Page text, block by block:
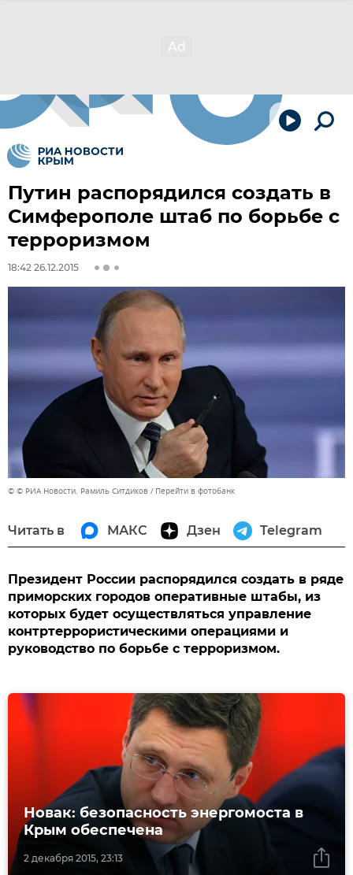
Путин распорядился создать в
Симферополе штаб по борьбе с
терроризмом
18:42 26.12.2015
© © РИА Новости. Рамиль Ситдиков Перейти в фотобанк
Читать в МАКС Дзен Telegram
Президент России распорядился создать в ряде
приморских городов оперативные штабы, из
которых будет осуществляться управление
контртеррористическими операциями и
руководство по борьбе с терроризмом.
2 декабря 2015, 23:13
Новак: безопасность энергомоста в
Крым обеспечена